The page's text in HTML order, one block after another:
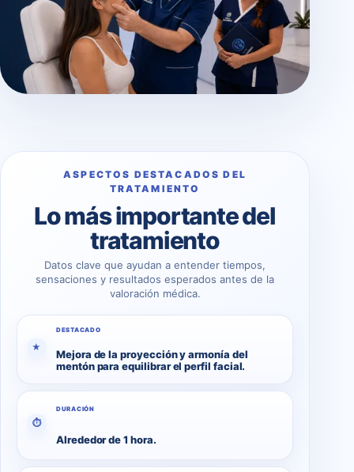
ASPECTOS DESTACADOS DEL
TRATAMIENTO
Lo más importante del
tratamiento
Datos clave que ayudan a entender tiempos,
sensaciones y resultados esperados antes de la
valoración médica.
★
DESTACADO
Mejora de la proyección y armonía del
mentón para equilibrar el perfil facial.
⏱
DURACIÓN
Alrededor de 1 hora.